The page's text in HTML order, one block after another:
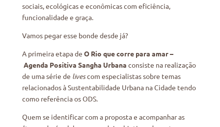
sociais, ecológicas e econômicas com eficiência,
funcionalidade e graça.
Vamos pegar esse bonde desde já?
A primeira etapa de O Rio que corre para amar –
Agenda Positiva Sangha Urbana consiste na realização
de uma série de livescom especialistas sobre temas
relacionados à Sustentabilidade Urbana na Cidade tendo
como referência os ODS.
Quem se identificar com a proposta e acompanhar as